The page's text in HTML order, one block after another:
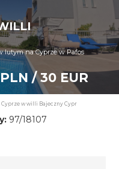
lutym na Cyprze w Pafos
/ 30 EUR
Cyprze w willi Bajeczny Cypr
97/18107